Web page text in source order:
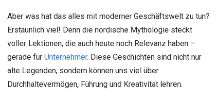
Aber was hat das alles mit moderner Geschäftswelt zu tun?
Erstaunlich viel! Denn die nordische Mythologie steckt
voller Lektionen, die auch heute noch Relevanz haben –
gerade für Unternehmer. Diese Geschichten sind nicht nur
alte Legenden, sondern können uns viel über
Durchhaltevermögen, Führung und Kreativität lehren.